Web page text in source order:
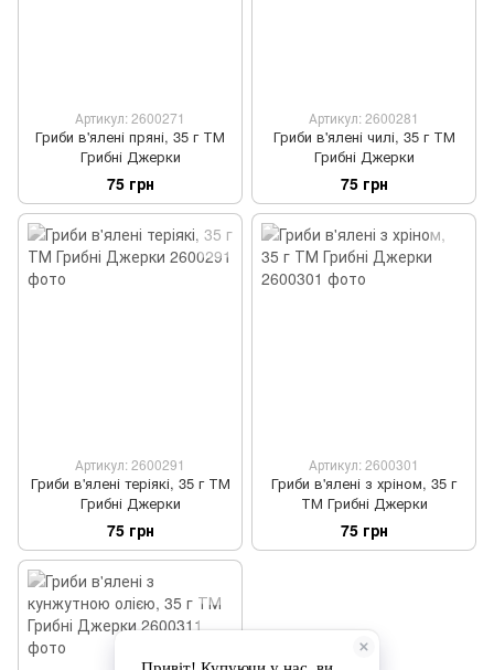
Артикул: 2600271
Гриби в'ялені пряні, 35 г ТМ
Грибні Джерки
75 грн
Артикул: 2600281
Гриби в'ялені чилі, 35 г ТМ
Грибні Джерки
75 грн
Артикул: 2600291
Гриби в'ялені теріякі, 35 г ТМ
Грибні Джерки
75 грн
Артикул: 2600301
Гриби в'ялені з хріном, 35 г
ТМ Грибні Джерки
75 грн